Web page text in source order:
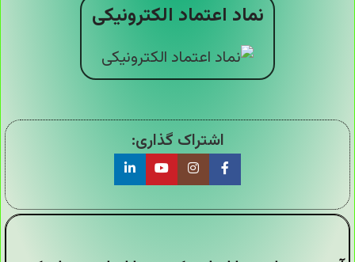
نماد اعتماد الکترونیکی
اشتراک گذاری: